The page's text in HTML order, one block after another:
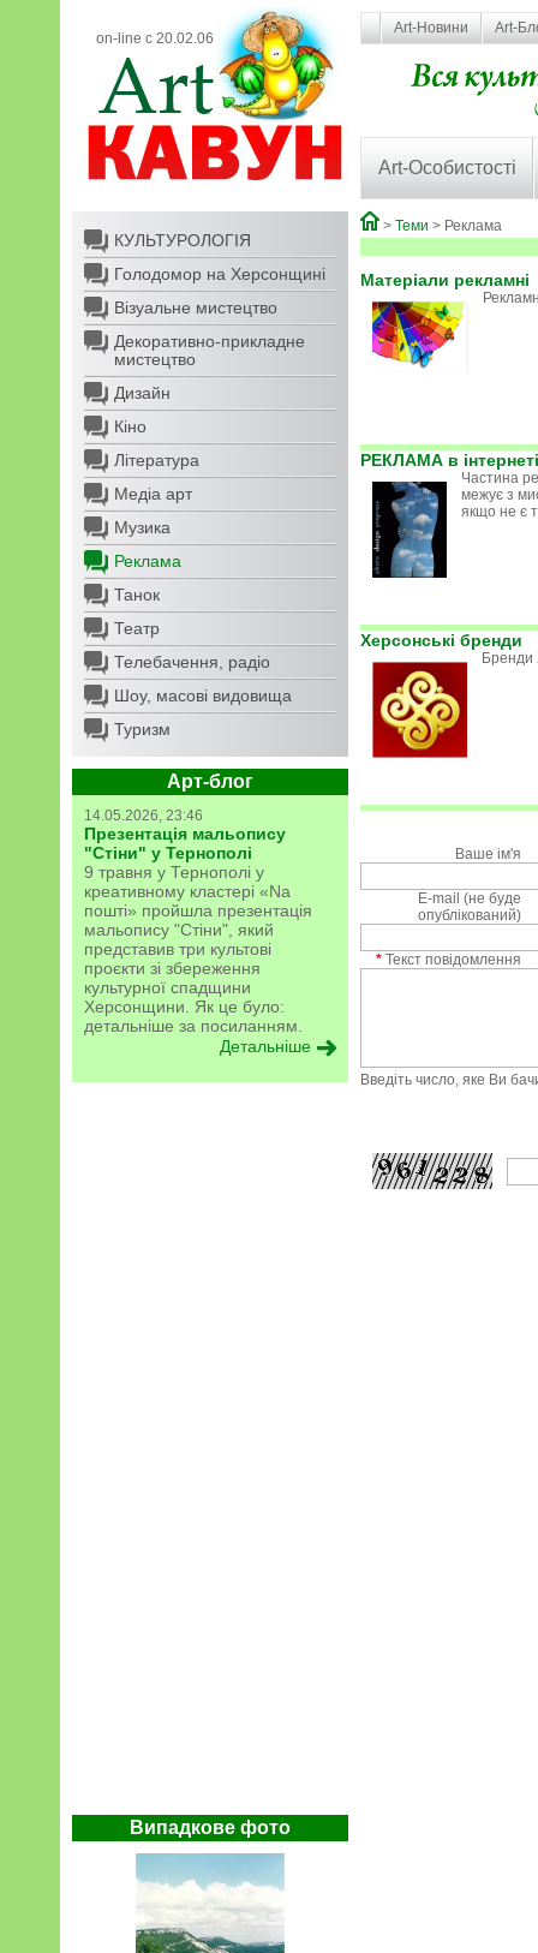
on-line с 20.02.06
Art-Новини Art-
Art-Особистості
КУЛЬТУРОЛОГІЯ
Голодомор на Херсонщині
Візуальне мистецтво
Декоративно-прикладне
мистецтво
Дизайн
Кіно
Література
Медіа арт
Музика
Реклама
Танок
Театр
Телебачення, радіо
Шоу, масові видовища
Туризм
Арт-блог
14.05.2026, 23:46
Презентація мальопису
"Стіни" у Тернополі
9 травня у Тернополі у
креативному кластері «Na
пошті» пройшла презентація
мальопису "Стіни", який
представив три культові
проєкти зі збереження
культурної спадщини
Херсонщини. Як це було:
детальніше за посиланням.
Детальніше
Випадкове фото
> Теми > Реклама
Матеріали рекламні
РЕКЛАМА в інтернеті
Частина
межує з
якщо не є
Херсонські бренди
Ваше ім'я
E-mail (не буде
опублікований)
* Текст повідомлення
Введіть число, яке Ви